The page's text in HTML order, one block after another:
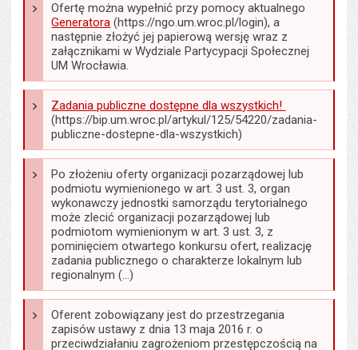
Ofertę można wypełnić przy pomocy aktualnego
Generatora (https://ngo.um.wroc.pl/login), a
następnie złożyć jej papierową wersję wraz z
załącznikami w Wydziale Partycypacji Społecznej
UM Wrocławia.
Zadania publiczne dostępne dla wszystkich!
(https://bip.um.wroc.pl/artykul/125/54220/zadania-
publiczne-dostepne-dla-wszystkich)
Po złożeniu oferty organizacji pozarządowej lub
podmiotu wymienionego w art. 3 ust. 3, organ
wykonawczy jednostki samorządu terytorialnego
może zlecić organizacji pozarządowej lub
podmiotom wymienionym w art. 3 ust. 3, z
pominięciem otwartego konkursu ofert, realizację
zadania publicznego o charakterze lokalnym lub
regionalnym (...)
Oferent zobowiązany jest do przestrzegania
zapisów ustawy z dnia 13 maja 2016 r. o
przeciwdziałaniu zagrożeniom przestępczością na